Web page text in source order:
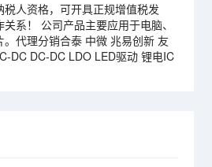
人资格，可开具正规增值税发
系！ 公司产品主要应用于电脑、
代理分销合泰 中微 兆易创新 友
DC DC-DC LDO LED驱动 锂电IC